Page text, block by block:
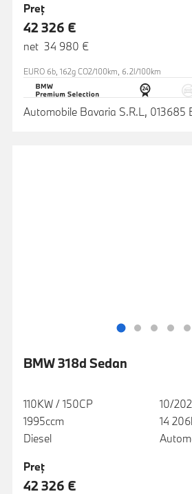
Preţ
42 326 €
net 34 980 €
EURO 6b, 162g CO2/100km, 6.2l/100km
Automobile Bavaria S.R.L, 013685
BMW 318d Sedan
110KW / 150CP
1995ccm
Diesel
10/
14
Preţ
42 326 €